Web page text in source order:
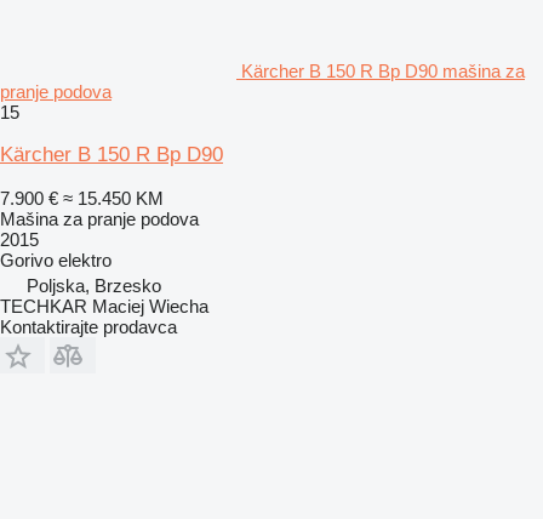
Kärcher B 150 R Bp D90 mašina za
pranje podova
15
Kärcher B 150 R Bp D90
7.900 € ≈ 15.450 KM
Mašina za pranje podova
2015
Gorivo elektro
Poljska, Brzesko
TECHKAR Maciej Wiecha
Kontaktirajte prodavca